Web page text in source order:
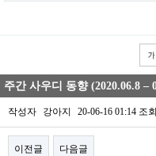
주간 사우디 동향 (2020.06.8 –
작성자 강아지 20-06-16 01:14 조회
이전글 다음글